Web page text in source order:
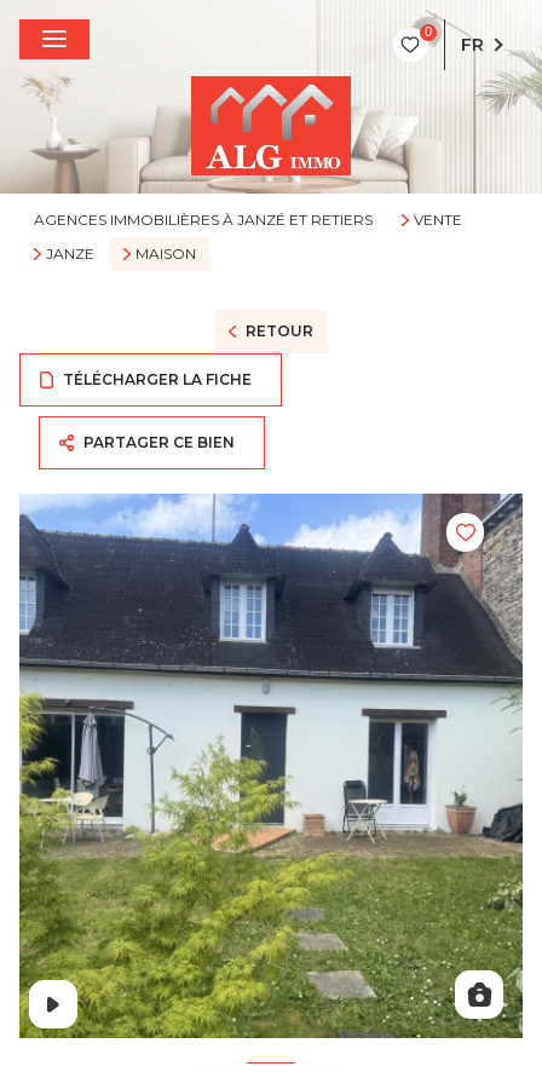
0
FR
AGENCES IMMOBILIÈRES À JANZÉ ET RETIERS
VENTE
JANZE
MAISON
RETOUR
TÉLÉCHARGER LA FICHE
PARTAGER CE BIEN